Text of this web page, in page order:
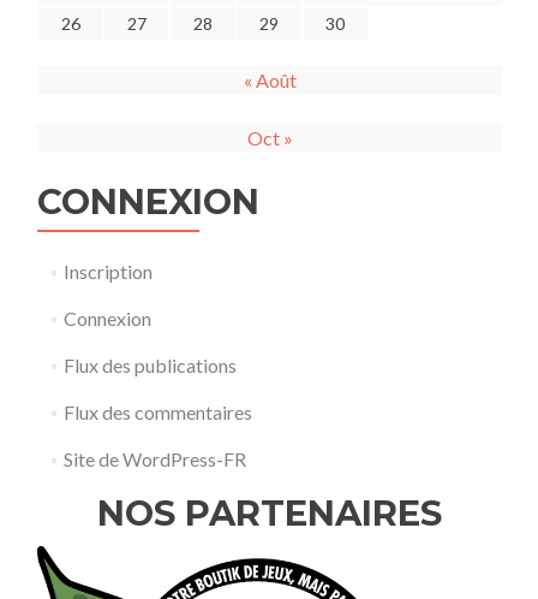
26
27 28 29 30
« Août
Oct »
CONNEXION
Inscription
Connexion
Flux des publications
Flux des commentaires
Site de WordPress-FR
NOS PARTENAIRES